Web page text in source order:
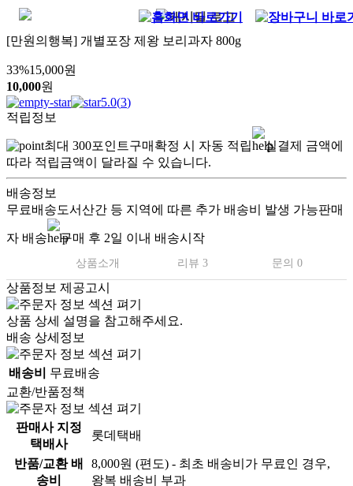
[만원의행복] 개별포장 제왕 보리과자 800g
33%15,000원
10,000원
5.0(3)
적립정보
최대 300포인트구매확정 시 자동 적립
실결제 금액에
따라 적립금액이 달라질 수 있습니다.
배송정보
무료배송도서산간 등 지역에 따른 추가 배송비 발생 가능판매
자 배송 구매 후 2일 이내 배송시작
상품소개 리뷰 3 문의 0
상품정보 제공고시
상품 상세 설명을 참고해주세요.
배송 상세정보
배송비
무료배송
교환/반품정책
판매사 지정
택배사
롯데택배
반품/교환 배
송비
8,000원 (편도) - 최초 배송비가 무료인 경우,
왕복 배송비 부과